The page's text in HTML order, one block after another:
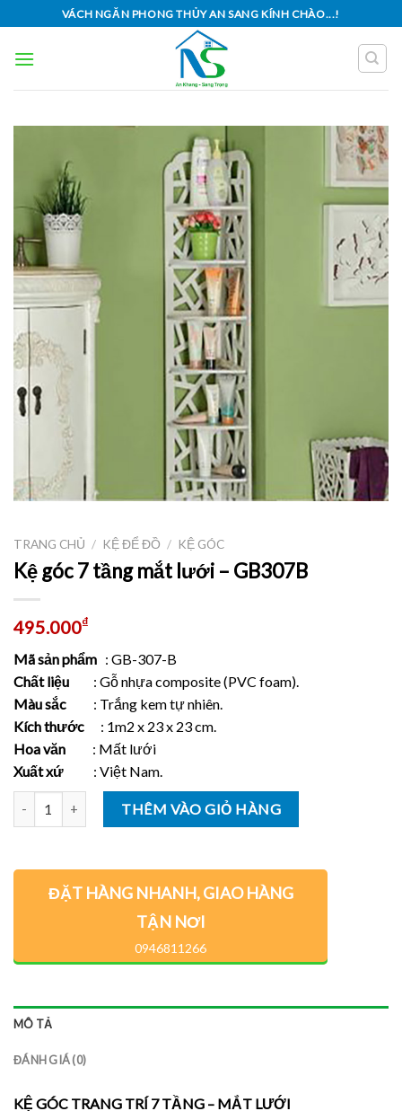
to
content
VÁCH NGĂN PHONG THỦY AN SANG KÍNH CHÀO...!
TRANG CHỦ / KỆ ĐỂ ĐỒ / KỆ GÓC
Kệ góc 7 tầng mắt lưới – GB307B
495.000₫
Mã sản phẩm : GB-307-B
Chất liệu : Gỗ nhựa composite (PVC foam).
Màu sắc : Trắng kem tự nhiên.
Kích thước : 1m2 x 23 x 23 cm.
Hoa văn : Mất lưới
Xuất xứ : Việt Nam.
THÊM VÀO GIỎ HÀNG
ĐẶT HÀNG NHANH, GIAO HÀNG
TẬN NƠI
0946811266
MÔ TẢ
ĐÁNH GIÁ (0)
KỆ GÓC TRANG TRÍ 7 TẦNG – MẮT LƯỚI